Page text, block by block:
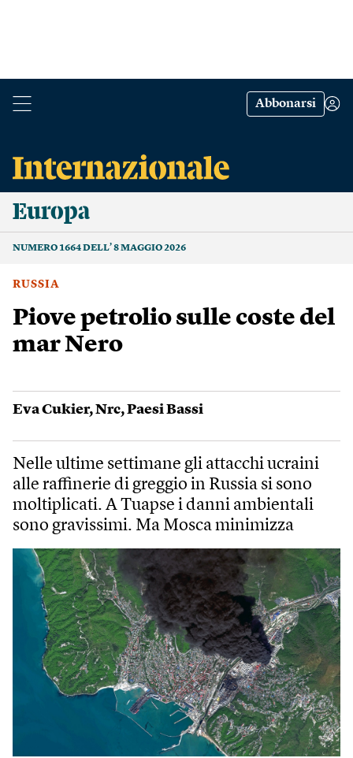
Abbonarsi
Europa
NUMERO 1664 DELL’ 8 MAGGIO 2026
RUSSIA
Piove petrolio sulle coste del
mar Nero
Eva Cukier,Nrc,Paesi Bassi
Nelle ultime settimane gli attacchi ucraini
alle raffinerie di greggio in Russia si sono
moltiplicati. A Tuapse i danni ambientali
sono gravissimi. Ma Mosca minimizza